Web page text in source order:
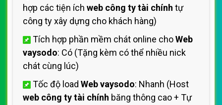
hợp các tiện ích web công ty tài chính tự
công ty xây dựng cho khách hàng)
Tích hợp phần mềm chát online choWeb
vaysodo: Có (Tặng kèm có thể nhiều nick
chát cùng lúc)
Tốc độ load Web vaysodo: Nhanh (Host
web công ty tài chính băng thông cao + Tự